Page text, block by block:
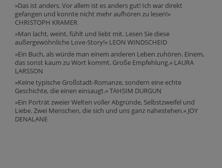
»Das ist anders. Vor allem ist es anders gut! Ich war direkt
gefangen und konnte nicht mehr aufhören zu lesen!«
CHRISTOPH KRAMER
»Man lacht, weint, fühlt und liebt mit. Lesen Sie diese
außergewöhnliche Love-Story!« LEON WINDSCHEID
»Ein Buch, als würde man einem anderen Leben zuhören. Einem,
das sonst kaum zu Wort kommt. Große Empfehlung.« LAURA
LARSSON
»Keine typische Großstadt-Romanze, sondern eine echte
Geschichte, die einen einsaugt.« TAHSIM DURGUN
»Ein Porträt zweier Welten voller Abgründe, Selbstzweifel und
Liebe. Zwei Menschen, die sich und uns ganz nahestehen.« JOY
DENALANE